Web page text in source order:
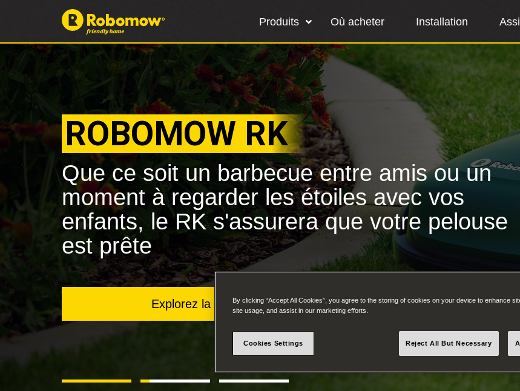
Produits Où acheter Installation
ROBOMOW RK
Que ce soit un barbecue entre amis ou un
moment à regarder les étoiles avec vos
enfants, le RK s'assurera que votre pelouse
est prête
Explorez la gamme RKBy clicking “Accept All Cookies”, you agree to the storing of cookies on your device to enhance
site usage, and assist in our marketing efforts.
Cookies Settings Reject All But Necessary